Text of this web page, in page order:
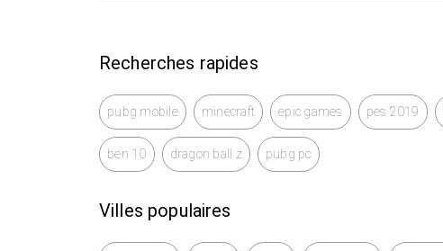
Recherches rapides
pubg mobile minecraft epic games pes 2019
ben 10 dragon ball z pubg pc
Villes populaires